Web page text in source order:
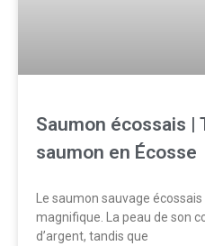
Saumon écossais |
saumon en Écosse
Le saumon sauvage
magnifique. La peau de son
d’argent, tandis que